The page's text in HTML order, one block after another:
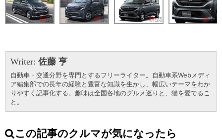
Writer: 佐藤 亨
自動車・交通分野を専門とするフリーライター。自動車系Webメディ
ア編集部での長年の経験と豊富な知識を生かし、幅広いテーマをわか
りやすく記事化する。趣味は全国各地のグルメ巡りと、猫を愛でるこ
と。
この記事のクルマが気になったら